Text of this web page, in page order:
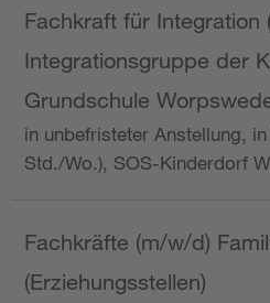
Fachkraft für Integration
Integrationsgruppe der
Grundschule
in unbefristeter Anstellung,
Std./Wo.), SOS-Kinderdorf
Fachkräfte (m/w/d)
(Erziehungsstellen)